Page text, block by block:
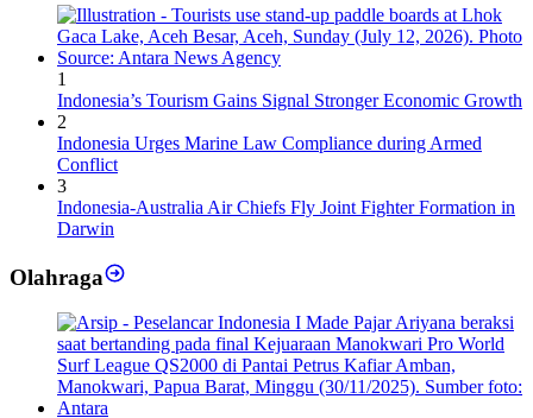
1
Indonesia’s Tourism Gains Signal Stronger Economic Growth
2
Indonesia Urges Marine Law Compliance during Armed
Conflict
3
Indonesia-Australia Air Chiefs Fly Joint Fighter Formation in
Darwin
Olahraga